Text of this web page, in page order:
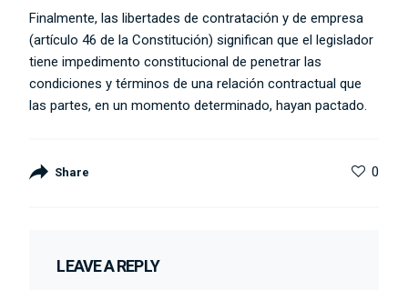
Finalmente, las libertades de contratación y de empresa
(artículo 46 de la Constitución) significan que el legislador
tiene impedimento constitucional de penetrar las
condiciones y términos de una relación contractual que
las partes, en un momento determinado, hayan pactado.
Share 0
LEAVE A REPLY